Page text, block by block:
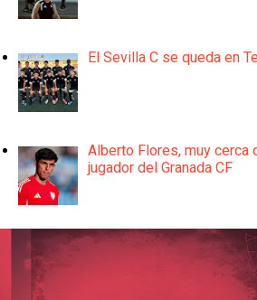
El Sevilla C se queda en
Alberto Flores, muy cerca
jugador del Granada CF